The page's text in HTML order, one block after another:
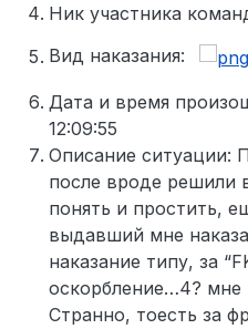
Ник участника
Вид наказания:
Дата и время
12:09:55
Описание ситуации:
после вроде решили
понять и простить,
выдавший мне
наказание типу, за
оскорбление…4?
Странно, тоесть за